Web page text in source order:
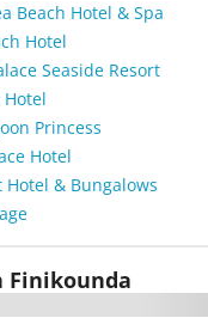
Beach Hotel & Spa
Hotel
Seaside Resort
Princess
Hotel
Hotel & Bungalows
Finikounda